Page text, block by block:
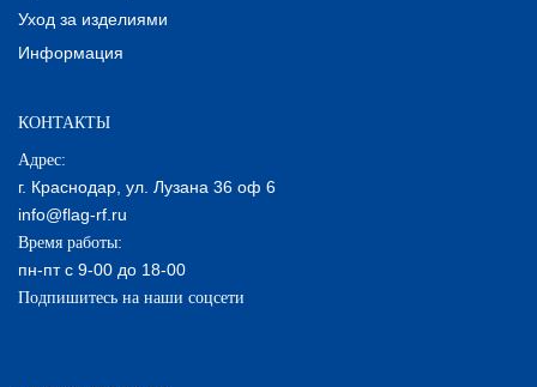
Уход за изделиями
Информация
КОНТАКТЫ
Адрес:
г. Краснодар, ул. Лузана 36 оф 6
info@flag-rf.ru
Время работы:
пн-пт с 9-00 до 18-00
Подпишитесь на наши соцсети